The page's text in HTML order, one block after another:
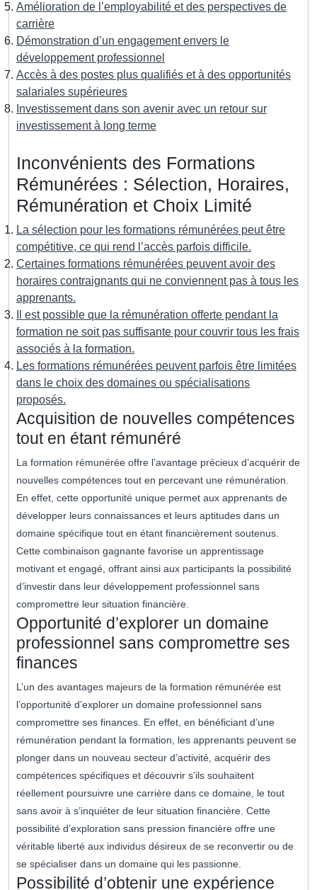
Amélioration de l’employabilité et des perspectives de
carrière
Démonstration d’un engagement envers le
développement professionnel
Accès à des postes plus qualifiés et à des opportunités
salariales supérieures
Investissement dans son avenir avec un retour sur
investissement à long terme
Inconvénients des Formations
Rémunérées : Sélection, Horaires,
Rémunération et Choix Limité
La sélection pour les formations rémunérées peut être
compétitive, ce qui rend l’accès parfois difficile.
Certaines formations rémunérées peuvent avoir des
horaires contraignants qui ne conviennent pas à tous les
apprenants.
Il est possible que la rémunération offerte pendant la
formation ne soit pas suffisante pour couvrir tous les frais
associés à la formation.
Les formations rémunérées peuvent parfois être limitées
dans le choix des domaines ou spécialisations
proposés.
Acquisition de nouvelles compétences
tout en étant rémunéré
La formation rémunérée offre l’avantage précieux d’acquérir de
nouvelles compétences tout en percevant une rémunération.
En effet, cette opportunité unique permet aux apprenants de
développer leurs connaissances et leurs aptitudes dans un
domaine spécifique tout en étant financièrement soutenus.
Cette combinaison gagnante favorise un apprentissage
motivant et engagé, offrant ainsi aux participants la possibilité
d’investir dans leur développement professionnel sans
compromettre leur situation financière.
Opportunité d’explorer un domaine
professionnel sans compromettre ses
finances
L’un des avantages majeurs de la formation rémunérée est
l’opportunité d’explorer un domaine professionnel sans
compromettre ses finances. En effet, en bénéficiant d’une
rémunération pendant la formation, les apprenants peuvent se
plonger dans un nouveau secteur d’activité, acquérir des
compétences spécifiques et découvrir s’ils souhaitent
réellement poursuivre une carrière dans ce domaine, le tout
sans avoir à s’inquiéter de leur situation financière. Cette
possibilité d’exploration sans pression financière offre une
véritable liberté aux individus désireux de se reconvertir ou de
se spécialiser dans un domaine qui les passionne.
Possibilité d’obtenir une expérience